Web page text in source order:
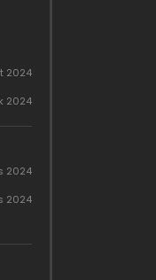
2024
2024
2024
2024